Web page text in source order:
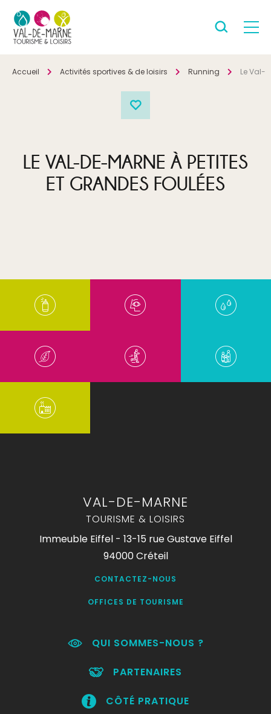
Accueil Activités sportives & de loisirs Running Le Val-
LE VAL-DE-MARNE À PETITES
ET GRANDES FOULÉES
VAL-DE-MARNE
TOURISME & LOISIRS
Immeuble Eiffel - 13-15 rue Gustave Eiffel
94000 Créteil
CONTACTEZ-NOUS
OFFICES DE TOURISME
QUI SOMMES-NOUS ?
PARTENAIRES
CÔTÉ PRATIQUE